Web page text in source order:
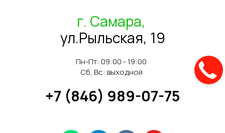
г. Самара,
ул.Рыльская, 19
Пн-Пт: 09:00 - 19:00
Сб, Вс: выходной
+7 (846) 989-07-75